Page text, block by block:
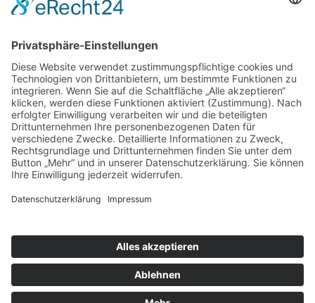
Mit dem Abzug der sowjetischen Truppen im Herbst 1992 wurde
Trotz fast einhundertjähriger militärischer Nutzung konnte sich hier
bis heute ein einzigartiges Naturreservat entwickeln. Die
Königsbrücker Heide, das größte zusammenhängende
Naturschutzgebiet Sachsens umfasst ein Areal von ca. 7.000 Hektar.
Für Kurzentschlossene
Ganz einfach sachsenweit eine Unterkunft finden: Über den Button
unten gelangen Sie direkt zum Buchungsportal der Tourismus
Marketing Gesellschaft Sachsen.
»Neue Suche
»Klassifizierung
© Landurlaub in Sachsen